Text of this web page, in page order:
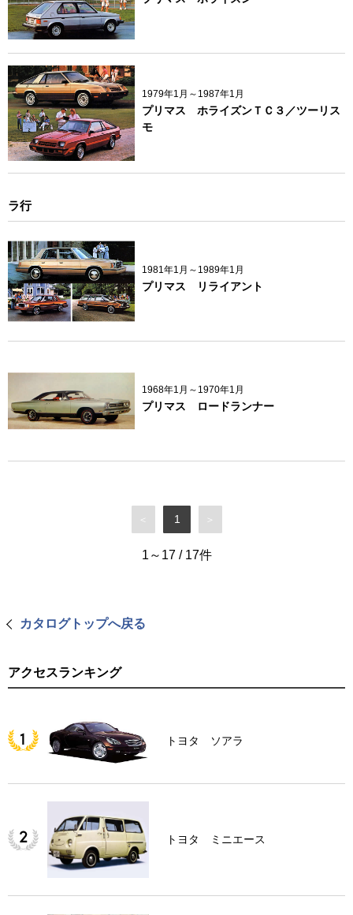
1979年1月～1987年1月
プリマス ホライズンＴＣ３／ツーリス
モ
ラ行
1981年1月～1989年1月
プリマス リライアント
1968年1月～1970年1月
プリマス ロードランナー
＜ 1 ＞
1～17 / 17件
カタログトップへ戻る
アクセスランキング
トヨタ ソアラ
トヨタ ミニエース